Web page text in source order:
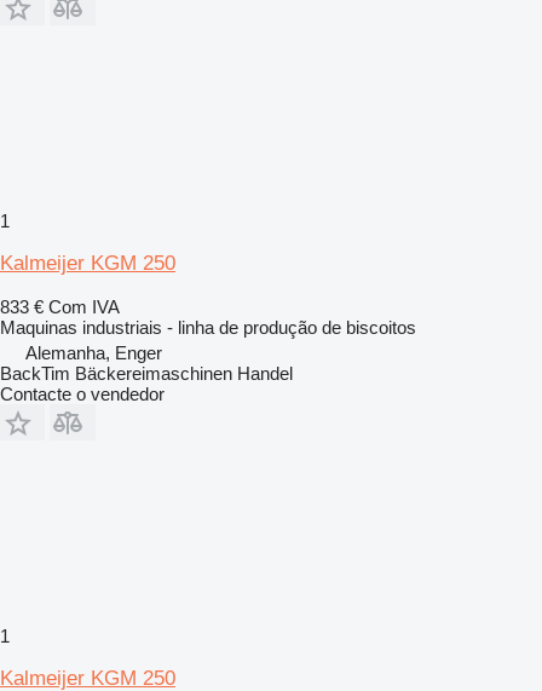
1
Kalmeijer KGM 250
833 € Com IVA
Maquinas industriais - linha de produção de biscoitos
Alemanha, Enger
BackTim Bäckereimaschinen Handel
Contacte o vendedor
1
Kalmeijer KGM 250